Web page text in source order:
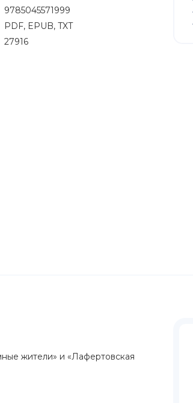
9785045571999
PDF, EPUB, TXT
27916
жители» и «Лафертовская